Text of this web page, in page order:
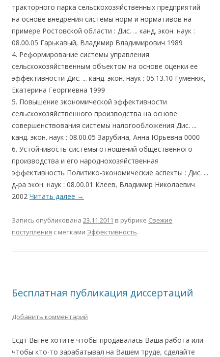
тракторного парка сельскохозяйственных предприятий
на основе внедрения системы норм и нормативов на
примере Ростовской области : Дис. ... канд. экон. наук :
08.00.05 Гарькавый, Владимир Владимирович 1989
4. Реформирование системы управления
сельскохозяйственным объектом на основе оценки ее
эффективности Дис. ... канд. экон. наук : 05.13.10 Гуменюк,
Екатерина Георгиевна 1999
5. Повышение экономической эффективности
сельскохозяйственного производства на основе
совершенствования системы налогообложения Дис. ...
канд. экон. наук : 08.00.05 Зарубина, Анна Юрьевна 0000
6. Устойчивость системы отношений общественного
производства и его народнохозяйственная
эффективность Политико-экономические аспекты : Дис. ...
д-ра экон. наук : 08.00.01 Клеев, Владимир Николаевич
2002 Читать далее →
Запись опубликована 23.11.2011 в рубрике Свежие
поступления с метками Эффективность.
Бесплатная публикация диссертаций
Добавить комментарий
Есдт Вы не хотите чтобы продавалась Ваша работа или
чтобы кто-то зарабатывал на Вашем труде, сделайте